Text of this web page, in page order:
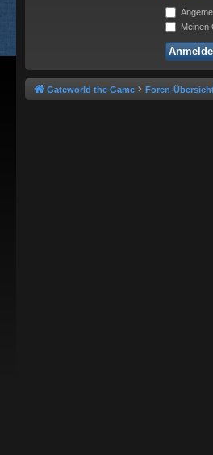
Meinen
Gateworld the Game Foren-